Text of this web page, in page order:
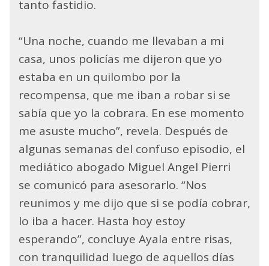
tanto fastidio.
“Una noche, cuando me llevaban a mi
casa, unos policías me dijeron que yo
estaba en un quilombo por la
recompensa, que me iban a robar si se
sabía que yo la cobrara. En ese momento
me asuste mucho”, revela. Después de
algunas semanas del confuso episodio, el
mediático abogado Miguel Angel Pierri
se comunicó para asesorarlo. “Nos
reunimos y me dijo que si se podía cobrar,
lo iba a hacer. Hasta hoy estoy
esperando”, concluye Ayala entre risas,
con tranquilidad luego de aquellos días